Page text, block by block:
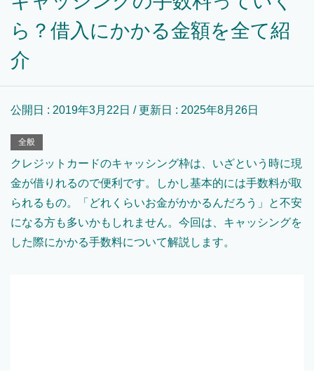
ら？借入にかかる金額を全て紹
介
公開日 : 2019年3月22日 / 更新日 : 2025年8月26日
全般
クレジットカードのキャッシング枠は、いざという時に現
金が借りれるので便利です。しかし基本的には手数料が取
られるもの。「どれくらいお金がかかるんだろう」と不安
になる方も多いかもしれません。今回は、キャッシングを
した際にかかる手数料について解説します。